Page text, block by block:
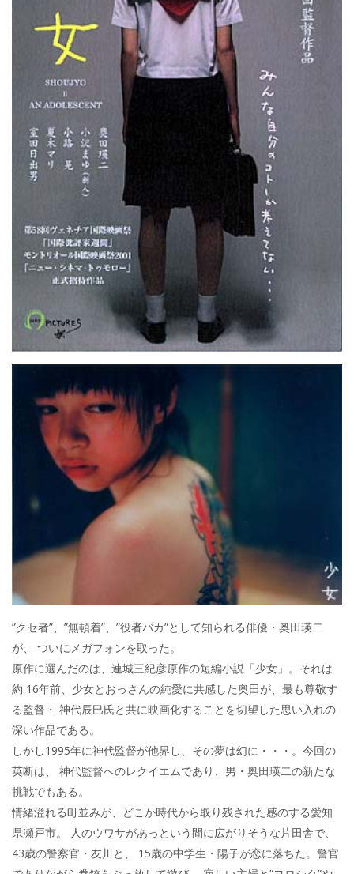
”クセ者”、”無頓着”、”役者バカ”として知られる俳優・奥田瑛二
が、 ついにメガフォンを取った。
原作に選んだのは、連城三紀彦原作の短編小説「少女」。それは
約 16年前、少女とおっさんの純愛に共感した奥田が、最も尊敬す
る監督・ 神代辰巳氏と共に映画化することを切望した思い入れの
深い作品である。
しかし1995年に神代監督が他界し、その夢は幻に・・・。今回の
英断は、 神代監督へのレクイエムであり、男・奥田瑛二の新たな
挑戦でもある。
情緒溢れる町並みが、どこか時代から取り残された感のする愛知
県瀬戸市。 人のウワサがあっという間に広がりそうな片田舎で、
43歳の警察官・友川と、 15歳の中学生・陽子が恋に落ちた。警官